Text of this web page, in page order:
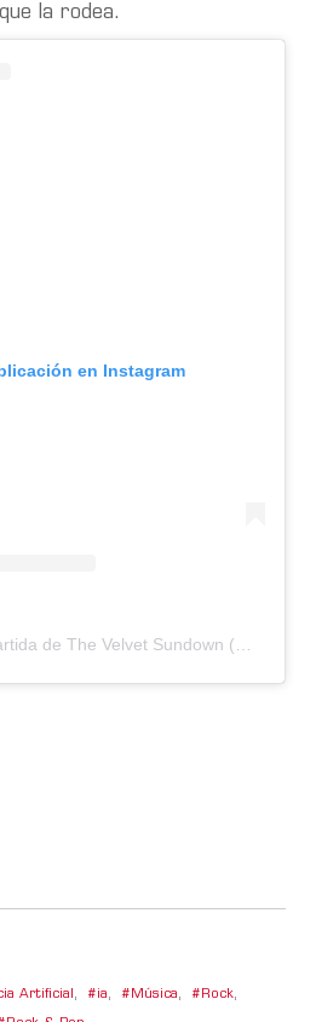
la rodea.
en Instagram
Artificial , ia, Música, Rock,